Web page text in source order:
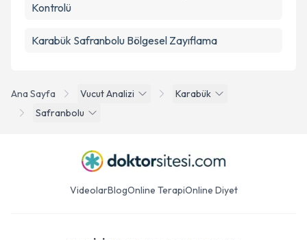
Ana Sayfa Vucut Analizi
Karabük
Safranbolu
Kontrolü
Karabük Safranbolu Bölgesel Zayıflama
VideolarBlogOnline TerapiOnline Diyet